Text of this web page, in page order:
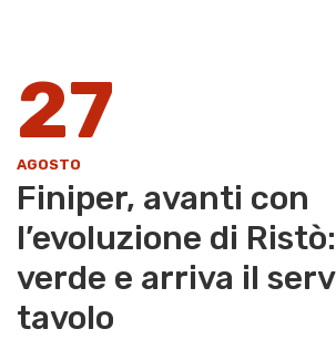
27
AGOSTO
Finiper, avanti con
l’evoluzione di
verde e arriva il
tavolo